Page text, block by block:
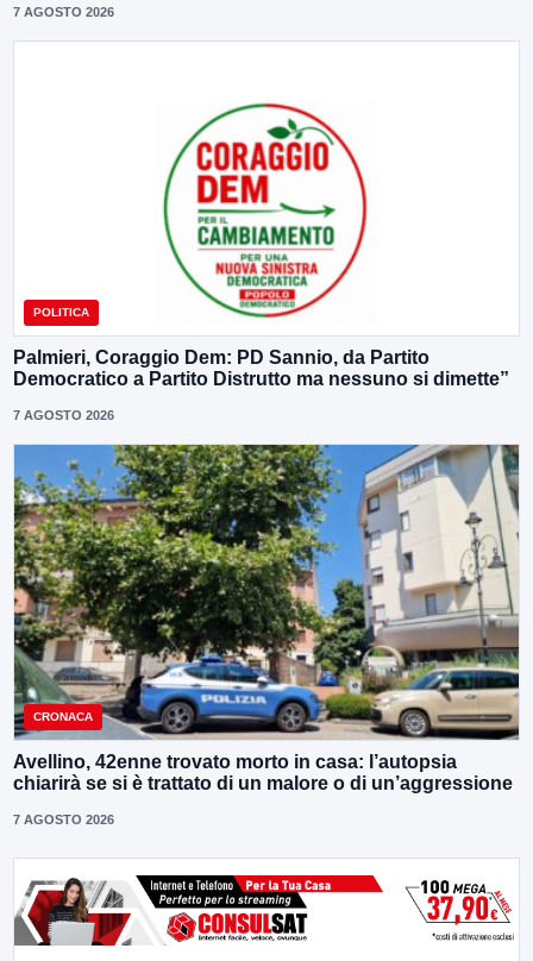
7 AGOSTO 2026
POLITICA
Palmieri, Coraggio Dem: PD Sannio, da Partito
Democratico a Partito Distrutto ma nessuno si dimette”
7 AGOSTO 2026
CRONACA
Avellino, 42enne trovato morto in casa: l’autopsia
chiarirà se si è trattato di un malore o di un’aggressione
7 AGOSTO 2026